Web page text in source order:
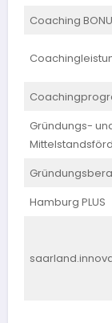
Coaching
Gründungs-
Hamburg PLUS